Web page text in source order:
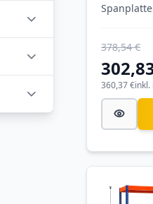
blau/
Ebenen,
Feldast
378,54 €
inkl.
360,37 €